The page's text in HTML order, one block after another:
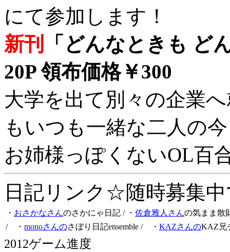
にて参加します！
新刊
「どんなときも ど
20P 領布価格￥300
大学を出て別々の企業
もいつも一緒な二人の
お姉様っぽくないOL百
日記リンク☆随時募集
・ おさかなさんのさかにゃ日記 / ・ 佐倉雅人さんの気まま散
/ ・ monoさんのさぼり日記ensemble / ・ KAZさんのKAZ兄
2012ゲーム進度